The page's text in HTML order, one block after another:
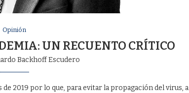
Opinión
UN RECUENTO CRÍTICO
Backhoff Escudero
2019 por lo que, para evitar la propagación del virus, a